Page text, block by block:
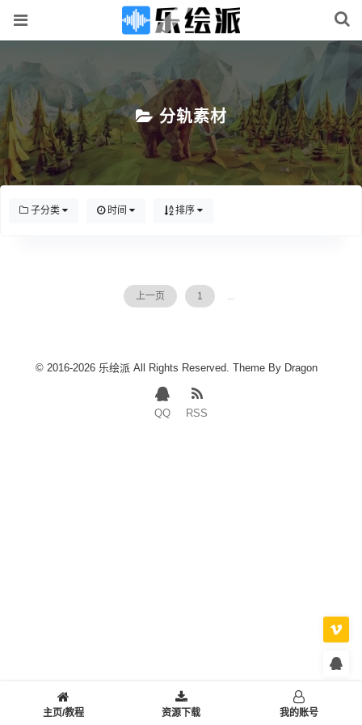
分轨素材
子分类 时间 排序
上一页 1 ...
© 2016-2026 乐绘派 All Rights Reserved. Theme By Dragon
QQ RSS
主页/教程 资源下载 我的账号